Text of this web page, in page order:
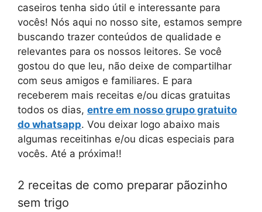
caseiros tenha sido útil e interessante para
vocês! Nós aqui no nosso site, estamos sempre
buscando trazer conteúdos de qualidade e
relevantes para os nossos leitores. Se você
gostou do que leu, não deixe de compartilhar
com seus amigos e familiares. E para
receberem mais receitas e/ou dicas gratuitas
todos os dias, entre em nosso grupo gratuito
do whatsapp. Vou deixar logo abaixo mais
algumas receitinhas e/ou dicas especiais para
vocês. Até a próxima!!
2 receitas de como preparar pãozinho
sem trigo